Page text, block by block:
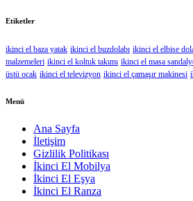
Etiketler
ikinci el baza yatak ikinci el buzdolabı ikinci el elbise
malzemeleri ikinci el koltuk takımı ikinci el masa
üstü ocak ikinci el televizyon ikinci el çamaşır makinesi
Menü
Ana Sayfa
İletişim
Gizlilik Politikası
İkinci El Mobilya
İkinci El Eşya
İkinci El Ranza